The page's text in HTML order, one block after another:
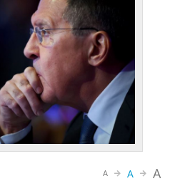
A A A